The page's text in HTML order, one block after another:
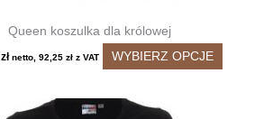
Queen koszulka dla królowej
zł netto, 92,25 złz VAT WYBIERZ OPCJE